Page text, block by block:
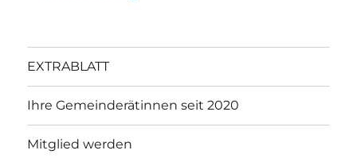
EXTRABLATT
Ihre Gemeinderätinnen seit 2020
Mitglied werden